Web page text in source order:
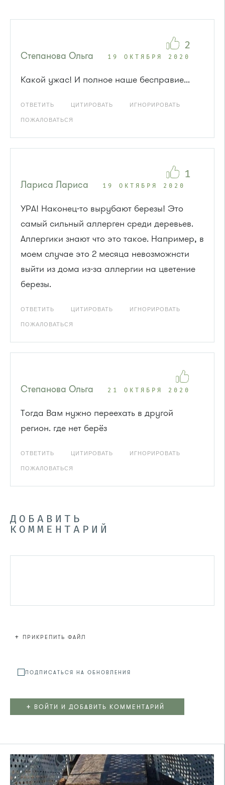
Степанова Ольга 19 ОКТЯБРЯ 2020
Какой ужас! И полное наше бесправие...
ОТВЕТИТЬ ЦИТИРОВАТЬ ИГНОРИРОВАТЬ
ПОЖАЛОВАТЬСЯ
2
Лариса Лариса 19 ОКТЯБРЯ 2020
УРА! Наконец-то вырубают березы! Это
самый сильный аллерген среди деревьев.
Аллергики знают что это такое. Например, в
моем случае это 2 месяца невозможнсти
выйти из дома из-за аллергии на цветение
березы.
ОТВЕТИТЬ ЦИТИРОВАТЬ ИГНОРИРОВАТЬ
ПОЖАЛОВАТЬСЯ
1
Степанова Ольга 21 ОКТЯБРЯ 2020
Тогда Вам нужно переехать в другой
регион. где нет берёз
ОТВЕТИТЬ ЦИТИРОВАТЬ ИГНОРИРОВАТЬ
ПОЖАЛОВАТЬСЯ
ДОБАВИТЬ
КОММЕНТАРИЙ
+ ПРИКРЕПИТЬ ФАЙЛ
ПОДПИСАТЬСЯ НА ОБНОВЛЕНИЯ
+ ВОЙТИ И ДОБАВИТЬ КОММЕНТАРИЙ